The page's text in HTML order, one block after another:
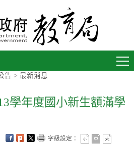
告 > 最新消息
學年度國小新生額滿學
字級設定：